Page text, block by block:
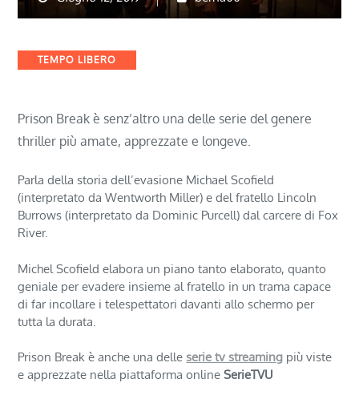
Categories
TEMPO LIBERO
Prison Break è senz’altro una delle serie del genere
thriller più amate, apprezzate e longeve.
Parla della storia dell’evasione Michael Scofield
(interpretato da Wentworth Miller) e del fratello Lincoln
Burrows (interpretato da Dominic Purcell) dal carcere di Fox
River.
Michel Scofield elabora un piano tanto elaborato, quanto
geniale per evadere insieme al fratello in un trama capace
di far incollare i telespettatori davanti allo schermo per
tutta la durata.
Prison Break è anche una delle serie tv streaming più viste
e apprezzate nella piattaforma onlineSerieTVU